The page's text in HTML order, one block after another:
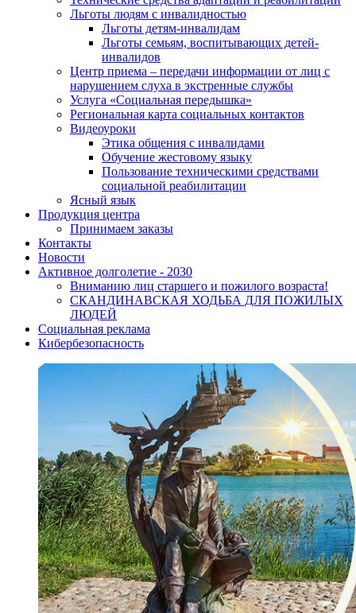
Льготы людям с инвалидностью
Льготы детям-инвалидам
Льготы семьям, воспитывающих детей-
инвалидов
Центр приема – передачи информации от лиц с
нарушением слуха в экстренные службы
Услуга «Социальная передышка»
Региональная карта социальных контактов
Видеоуроки
Этика общения с инвалидами
Обучение жестовому языку
Пользование техническими средствами
социальной реабилитации
Ясный язык
Продукция центра
Принимаем заказы
Контакты
Новости
Активное долголетие - 2030
Вниманию лиц старшего и пожилого возраста!
CКАНДИНАВСКАЯ ХОДЬБА ДЛЯ ПОЖИЛЫХ
ЛЮДЕЙ
Социальная реклама
Кибербезопасность